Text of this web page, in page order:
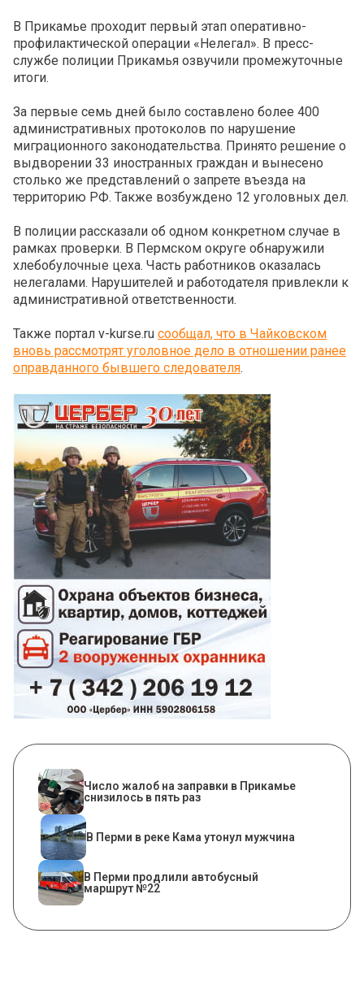
В Прикамье проходит первый этап оперативно-
профилактической операции «Нелегал». В пресс-
службе полиции Прикамья озвучили промежуточные
итоги.
За первые семь дней было составлено более 400
административных протоколов по нарушение
миграционного законодательства. Принято решение о
выдворении 33 иностранных граждан и вынесено
столько же представлений о запрете въезда на
территорию РФ. Также возбуждено 12 уголовных дел.
В полиции рассказали об одном конкретном случае в
рамках проверки. В Пермском округе обнаружили
хлебобулочные цеха. Часть работников оказалась
нелегалами. Нарушителей и работодателя привлекли к
административной ответственности.
Также портал v-kurse.ru сообщал, что в Чайковском
вновь рассмотрят уголовное дело в отношении ранее
оправданного бывшего следователя.
Число жалоб на заправки в Прикамье
снизилось в пять раз
В Перми в реке Кама утонул мужчина
В Перми продлили автобусный
маршрут №22